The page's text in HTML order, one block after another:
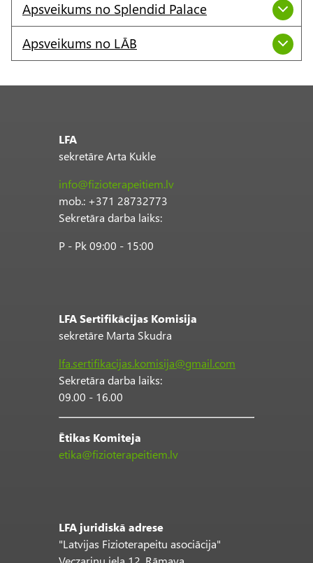
Apsveikums no Splendid Palace
Apsveikums no LĀB
LFA
sekretāre Arta Kukle
info@fizioterapeitiem.lv
mob.: +371 28732773
Sekretāra darba laiks:
P - Pk 09:00 - 15:00
LFA Sertifikācijas Komisija
sekretāre Marta Skudra
lfa.sertifikacijas.komisija@gmail.com
Sekretāra darba laiks:
09.00 - 16.00
Ētikas Komiteja
etika@fizioterapeitiem.lv
LFA juridiskā adrese
"Latvijas Fizioterapeitu asociācija"